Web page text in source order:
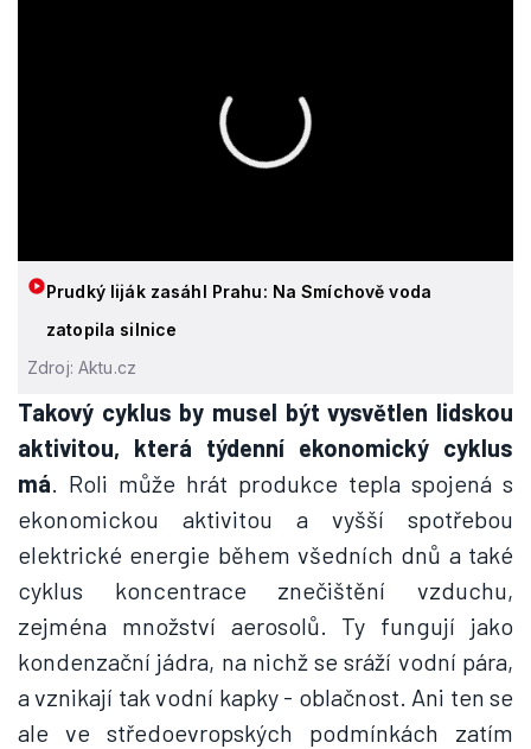
Prudký liják zasáhl Prahu: Na Smíchově voda
zatopila silnice
Zdroj: Aktu.cz
Takový cyklus by musel být vysvětlen lidskou
aktivitou, která týdenní ekonomický cyklus
má. Roli může hrát produkce tepla spojená s
ekonomickou aktivitou a vyšší spotřebou
elektrické energie během všedních dnů a také
cyklus koncentrace znečištění vzduchu,
zejména množství aerosolů. Ty fungují jako
kondenzační jádra, na nichž se sráží vodní pára,
a vznikají tak vodní kapky - oblačnost. Ani ten se
ale ve středoevropských podmínkách zatím